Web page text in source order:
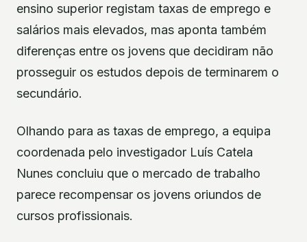
ensino superior registam taxas de emprego e
salários mais elevados, mas aponta também
diferenças entre os jovens que decidiram não
prosseguir os estudos depois de terminarem o
secundário.
Olhando para as taxas de emprego, a equipa
coordenada pelo investigador Luís Catela
Nunes concluiu que o mercado de trabalho
parece recompensar os jovens oriundos de
cursos profissionais.